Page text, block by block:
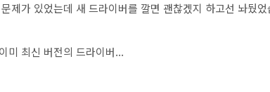
제가 있었는데 새 드라이버를 깔면 괜찮겠지 하고선 놔뒀었
미 최신 버전의 드라이버...